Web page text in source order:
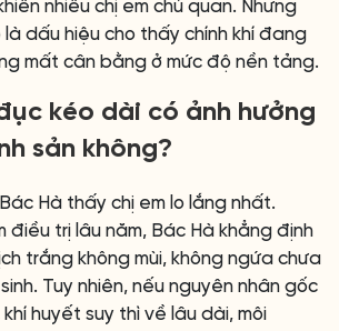
nhiều chị em chủ quan. Nhưng
dấu hiệu cho thấy chính khí đang
mất cân bằng ở mức độ nền tảng.
kéo dài có ảnh hưởng
sản không?
Hà thấy chị em lo lắng nhất.
điều trị lâu năm, Bác Hà khẳng định
trắng không mùi, không ngứa chưa
Tuy nhiên, nếu nguyên nhân gốc
huyết suy thì về lâu dài, môi